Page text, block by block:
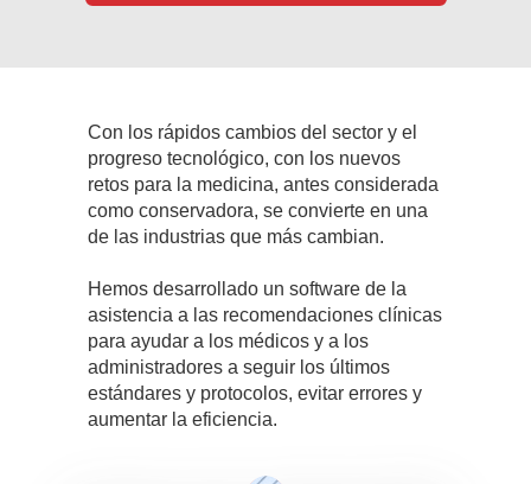
Con los rápidos cambios del sector y el
progreso tecnológico, con los nuevos
retos para la medicina, antes considerada
como conservadora, se convierte en una
de las industrias que más cambian.
Hemos desarrollado un software de la
asistencia a las recomendaciones clínicas
para ayudar a los médicos y a los
administradores a seguir los últimos
estándares y protocolos, evitar errores y
aumentar la eficiencia.